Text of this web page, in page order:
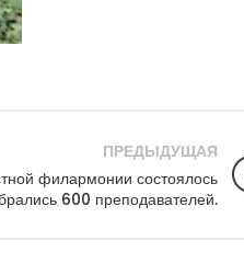
ПРЕДЫДУЩАЯ
филармонии состоялось
600 преподавателей.